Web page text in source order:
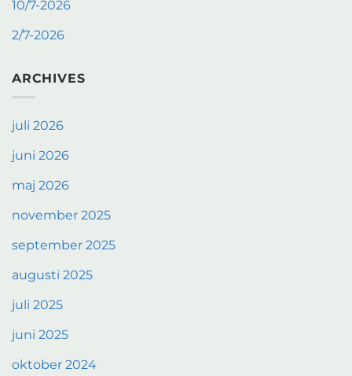
10/7-2026
2/7-2026
ARCHIVES
juli 2026
juni 2026
maj 2026
november 2025
september 2025
augusti 2025
juli 2025
juni 2025
oktober 2024